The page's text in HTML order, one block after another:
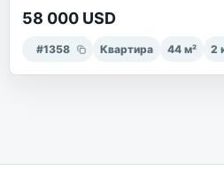
58 000 USD
#1358 Квартира 44 м² 2